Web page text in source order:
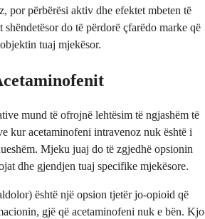
por përbërësi aktiv dhe efektet mbeten të
do të përdorë çfarëdo marke që
tuaj mjekësor.
mund të ofrojnë lehtësim të ngjashëm të
kur acetaminofeni intravenoz nuk është i
Mjeku juaj do të zgjedhë opsionin
dhe gjendjen tuaj specifike mjekësore.
është një opsion tjetër jo-opioid që
gjë që acetaminofeni nuk e bën. Kjo